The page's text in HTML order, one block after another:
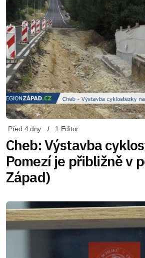
Před 4 dny 1 Editor
Cheb: Výstavba
Pomezí je přibližně v
Západ)